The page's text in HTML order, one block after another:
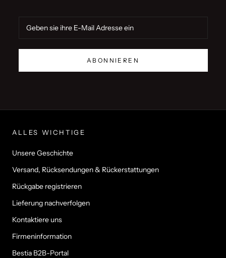
ABONNIEREN
ALLES WICHTIGE
Unsere Geschichte
Versand, Rücksendungen & Rückerstattungen
Rückgabe registrieren
Lieferung nachverfolgen
Kontaktiere uns
Firmeninformation
Bestia B2B-Portal